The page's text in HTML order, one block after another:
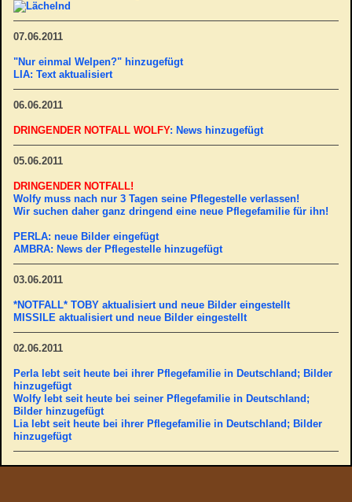
07.06.2011
"Nur einmal Welpen?" hinzugefügt
LIA: Text aktualisiert
06.06.2011
DRINGENDER NOTFALL WOLFY: News hinzugefügt
05.06.2011
DRINGENDER NOTFALL!
Wolfy muss nach nur 3 Tagen seine Pflegestelle verlassen!
Wir suchen daher ganz dringend eine neue Pflegefamilie für ihn!
PERLA: neue Bilder eingefügt
AMBRA: News der Pflegestelle hinzugefügt
03.06.2011
*NOTFALL* TOBY aktualisiert und neue Bilder eingestellt
MISSILE aktualisiert und neue Bilder eingestellt
02.06.2011
Perla lebt seit heute bei ihrer Pflegefamilie in Deutschland; Bilder
hinzugefügt
Wolfy lebt seit heute bei seiner Pflegefamilie in Deutschland;
Bilder hinzugefügt
Lia lebt seit heute bei ihrer Pflegefamilie in Deutschland; Bilder
hinzugefügt